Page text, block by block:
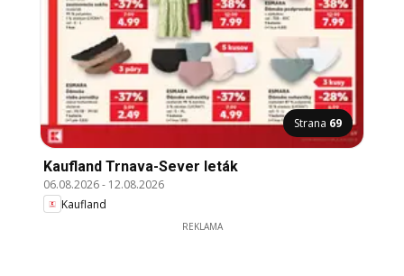
Strana 69
Kaufland Trnava-Sever leták
06.08.2026- 12.08.2026
Kaufland
REKLAMA